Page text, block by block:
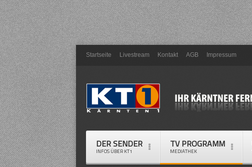
Startseite Livestream Kontakt AGB Impressum
DER SENDER
INFOS ÜBER KT1
TV PROGRAMM
MEDIATHEK